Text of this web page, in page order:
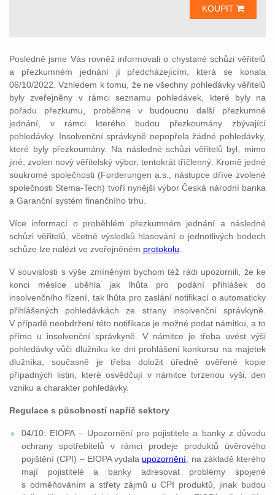
KOUPIT
Posledně jsme Vás rovněž informovali o chystané schůzi věřitelů
a přezkumném jednání jí předcházejícím, která se konala
06/10/2022. Vzhledem k tomu, že ne všechny pohledávky věřitelů
byly zveřejněny v rámci seznamu pohledávek, které byly na
pořadu přezkumu, proběhne v budoucnu další přezkumné
jednání, v rámci kterého budou přezkoumány zbývající
pohledávky. Insolvenční správkyně nepopřela žádné pohledávky,
které byly přezkoumány. Na následné schůzi věřitelů byl, mimo
jiné, zvolen nový věřitelský výbor, tentokrát tříčlenný. Kromě jedné
soukromé společnosti (Forderungen a.s., nástupce dříve zvolené
společnosti Stema-Tech) tvoří nynější výbor Česká národní banka
a Garanční systém finančního trhu.
Více informací o proběhlém přezkumném jednání a následné
schůzi věřitelů, včetně výsledků hlasování o jednotlivých bodech
schůze lze nalézt ve zveřejněném protokolu
V souvislosti s výše zmíněným bychom též rádi upozornili, že ke
konci měsíce uběhla jak lhůta pro podání přihlášek do
insolvenčního řízení, tak lhůta pro zaslání notifikací o automaticky
přihlášených pohledávkách ze strany insolvenční správkyně.
V případě neobdržení této notifikace je možné podat námitku, a to
přímo u insolvenční správkyně. V námitce je třeba uvést výši
pohledávky vůči dlužníku ke dni prohlášení konkursu na majetek
dlužníka, současně je třeba doložit úředně ověřené kopie
případných listin, které osvědčují v námitce tvrzenou výši, den
vzniku a charakter pohledávky.
Regulace s působností napříč sektory
04/10: EIOPA – Upozornění pro pojistitele a banky z důvodu
ochrany spotřebitelů v rámci prodeje produktů úvěrového
pojištění (CPI) – EIOPA vydalaupozornění , na základě kterého
mají pojistitelé a banky adresovat problémy spojené
s odměňováním a střety zájmů u CPI produktů, jinak budou